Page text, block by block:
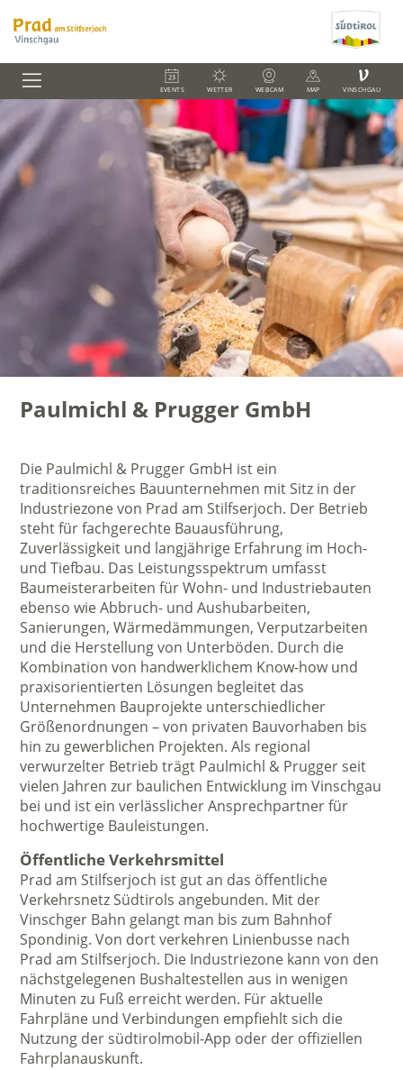
EVENTS WETTER WEBCAM MAP
V
VINSCHGAU
Paulmichl & Prugger GmbH
Die Paulmichl & Prugger GmbH ist ein
traditionsreiches Bauunternehmen mit Sitz in der
Industriezone von Prad am Stilfserjoch. Der Betrieb
steht für fachgerechte Bauausführung,
Zuverlässigkeit und langjährige Erfahrung im Hoch-
und Tiefbau. Das Leistungsspektrum umfasst
Baumeisterarbeiten für Wohn- und Industriebauten
ebenso wie Abbruch- und Aushubarbeiten,
Sanierungen, Wärmedämmungen, Verputzarbeiten
und die Herstellung von Unterböden. Durch die
Kombination von handwerklichem Know-how und
praxisorientierten Lösungen begleitet das
Unternehmen Bauprojekte unterschiedlicher
Größenordnungen – von privaten Bauvorhaben bis
hin zu gewerblichen Projekten. Als regional
verwurzelter Betrieb trägt Paulmichl & Prugger seit
vielen Jahren zur baulichen Entwicklung im Vinschgau
bei und ist ein verlässlicher Ansprechpartner für
hochwertige Bauleistungen.
Öffentliche Verkehrsmittel
Prad am Stilfserjoch ist gut an das öffentliche
Verkehrsnetz Südtirols angebunden. Mit der
Vinschger Bahn gelangt man bis zum Bahnhof
Spondinig. Von dort verkehren Linienbusse nach
Prad am Stilfserjoch. Die Industriezone kann von den
nächstgelegenen Bushaltestellen aus in wenigen
Minuten zu Fuß erreicht werden. Für aktuelle
Fahrpläne und Verbindungen empfiehlt sich die
Nutzung der südtirolmobil-App oder der offiziellen
Fahrplanauskunft.